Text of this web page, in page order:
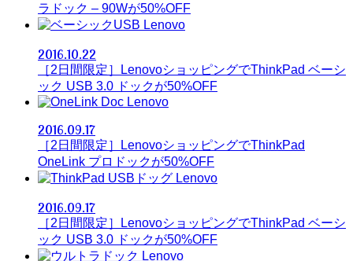
ラドック – 90Wが50%OFF
Lenovo
2016.10.22
［2日間限定］LenovoショッピングでThinkPad ベーシ
ック USB 3.0 ドックが50%OFF
Lenovo
2016.09.17
［2日間限定］LenovoショッピングでThinkPad
OneLink プロドックが50%OFF
Lenovo
2016.09.17
［2日間限定］LenovoショッピングでThinkPad ベーシ
ック USB 3.0 ドックが50%OFF
Lenovo